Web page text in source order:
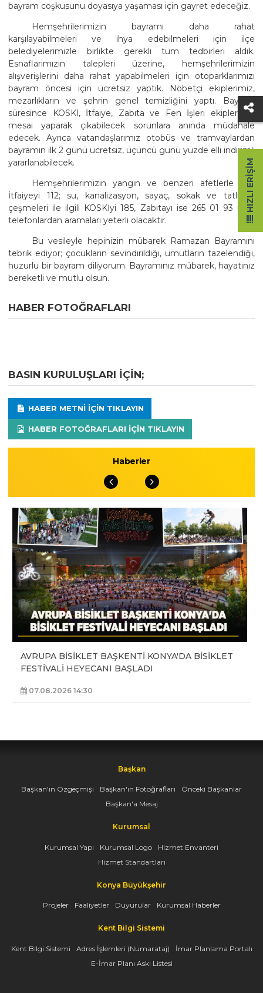
bayram coşkusunu doyasıya yaşaması için gayret edeceğiz.
Hemşehrilerimizin bayramı daha rahat
karşılayabilmeleri ve ihya edebilmeleri için ilçe
belediyelerimizle birlikte gerekli tüm tedbirleri aldık.
Esnaflarımızın talepleri üzerine, hemşehrilerimizin
alışverişlerini daha rahat yapabilmeleri için otoparklarımızı
bayram öncesi için ücretsiz yaptık. Nöbetçi ekiplerimiz,
mezarlıkların ve şehrin genel temizliğini yaptı. Bayram
süresince KOSKİ, İtfaiye, Zabıta ve Fen İşleri ekiplerimiz
mesai yaparak çıkabilecek sorunlara anında müdahale
edecek. Ayrıca vatandaşlarımız otobüs ve tramvaylardan
bayramın ilk 2 günü ücretsiz, üçüncü günü yüzde elli indirimli
yararlanabilecek.
Hemşehrilerimizin yangın ve benzeri afetlerle ilgili
İtfaiyeyi 112; su, kanalizasyon, sayaç, sokak ve tatlı su
çeşmeleri ile ilgili KOSKİyi 185, Zabıtayı ise 265 01 93 nolu
telefonlardan aramaları yeterli olacaktır.
Bu vesileyle hepinizin mübarek Ramazan Bayramını
tebrik ediyor; çocukların sevindirildiği, umutların tazelendiği,
huzurlu bir bayram diliyorum. Bayramınız mübarek, hayatınız
bereketli ve mutlu olsun.
HABER FOTOĞRAFLARI
BASIN KURULUŞLARI IÇIN;
HABER METNI IÇIN TIKLAYIN
HABER FOTOĞRAFLARI IÇIN TIKLAYIN
Haberler
AVRUPA BİSİKLET BAŞKENTİ KONYA'DA BİSİKLET
FESTİVALİ HEYECANI BAŞLADI
07.08.2026 14:30
Başkan
Başkan'ın Özgeçmişi Başkan'ın Fotoğrafları
Önceki Başkanlar
Başkan'a Mesaj
Kurumsal
Kurumsal Yapı Kurumsal Logo
Hizmet Envanteri
Hizmet Standartları
Konya Büyükşehir
Projeler Faaliyetler Duyurular Kurumsal Haberler
Kent Bilgi Sistemi
Kent Bilgi Sistemi Adres İşlemleri (Numarataj)
İmar Planlama Portalı
E-İmar Planı Askı Listesi
HIZLI ERIŞIM